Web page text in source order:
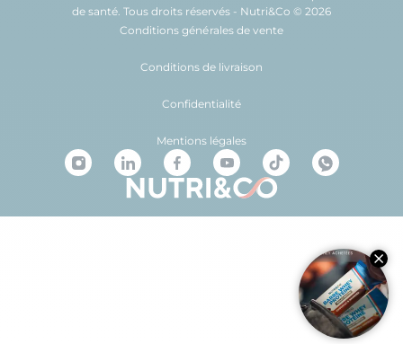
de santé. Tous droits réservés - Nutri&Co © 2026
Conditions générales de vente
Conditions de livraison
Confidentialité
Mentions légales